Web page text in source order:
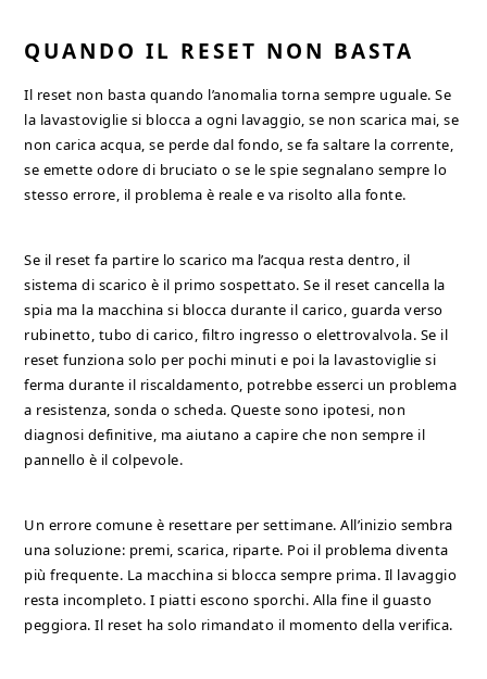
QUANDO IL RESET NON BASTA
Il reset non basta quando l’anomalia torna sempre uguale. Se
la lavastoviglie si blocca a ogni lavaggio, se non scarica mai, se
non carica acqua, se perde dal fondo, se fa saltare la corrente,
se emette odore di bruciato o se le spie segnalano sempre lo
stesso errore, il problema è reale e va risolto alla fonte.
Se il reset fa partire lo scarico ma l’acqua resta dentro, il
sistema di scarico è il primo sospettato. Se il reset cancella la
spia ma la macchina si blocca durante il carico, guarda verso
rubinetto, tubo di carico, filtro ingresso o elettrovalvola. Se il
reset funziona solo per pochi minuti e poi la lavastoviglie si
ferma durante il riscaldamento, potrebbe esserci un problema
a resistenza, sonda o scheda. Queste sono ipotesi, non
diagnosi definitive, ma aiutano a capire che non sempre il
pannello è il colpevole.
Un errore comune è resettare per settimane. All’inizio sembra
una soluzione: premi, scarica, riparte. Poi il problema diventa
più frequente. La macchina si blocca sempre prima. Il lavaggio
resta incompleto. I piatti escono sporchi. Alla fine il guasto
peggiora. Il reset ha solo rimandato il momento della verifica.